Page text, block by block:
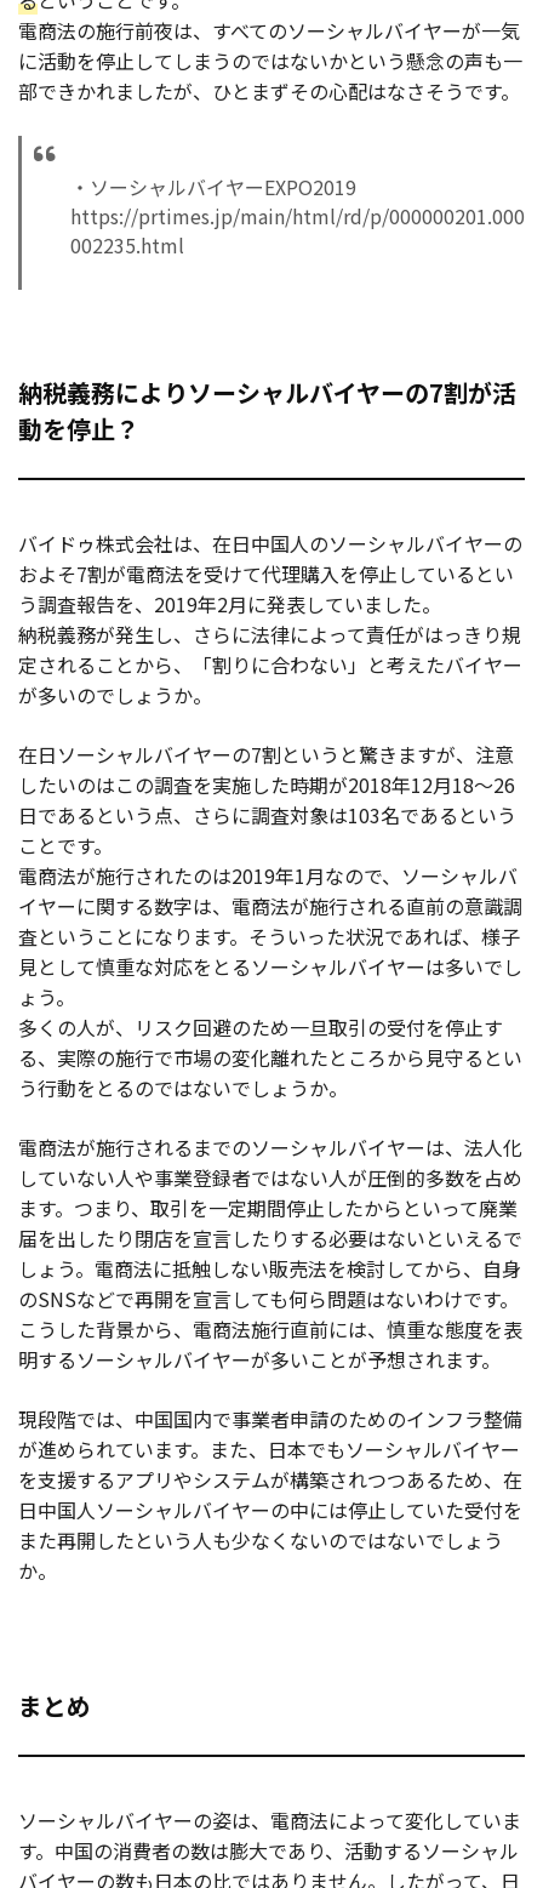
電商法の施行前夜は、すべてのソーシャルバイヤーが一気
に活動を停止してしまうのではないかという懸念の声も一
部できかれましたが、ひとまずその心配はなさそうです。
・ソーシャルバイヤーEXPO2019
https://prtimes.jp/main/html/rd/p/000000201.000
002235.html
納税義務によりソーシャルバイヤーの7割が活
動を停止？
バイドゥ株式会社は、在日中国人のソーシャルバイヤーの
およそ7割が電商法を受けて代理購入を停止しているとい
う調査報告を、2019年2月に発表していました。
納税義務が発生し、さらに法律によって責任がはっきり規
定されることから、「割りに合わない」と考えたバイヤー
が多いのでしょうか。
在日ソーシャルバイヤーの7割というと驚きますが、注意
したいのはこの調査を実施した時期が2018年12月18〜26
日であるという点、さらに調査対象は103名であるという
ことです。
電商法が施行されたのは2019年1月なので、ソーシャルバ
イヤーに関する数字は、電商法が施行される直前の意識調
査ということになります。そういった状況であれば、様子
見として慎重な対応をとるソーシャルバイヤーは多いでし
ょう。
多くの人が、リスク回避のため一旦取引の受付を停止す
る、実際の施行で市場の変化離れたところから見守るとい
う行動をとるのではないでしょうか。
電商法が施行されるまでのソーシャルバイヤーは、法人化
していない人や事業登録者ではない人が圧倒的多数を占め
ます。つまり、取引を一定期間停止したからといって廃業
届を出したり閉店を宣言したりする必要はないといえるで
しょう。電商法に抵触しない販売法を検討してから、自身
のSNSなどで再開を宣言しても何ら問題はないわけです。
こうした背景から、電商法施行直前には、慎重な態度を表
明するソーシャルバイヤーが多いことが予想されます。
現段階では、中国国内で事業者申請のためのインフラ整備
が進められています。また、日本でもソーシャルバイヤー
を支援するアプリやシステムが構築されつつあるため、在
日中国人ソーシャルバイヤーの中には停止していた受付を
また再開したという人も少なくないのではないでしょう
か。
まとめ
ソーシャルバイヤーの姿は、電商法によって変化していま
す。中国の消費者の数は膨大であり、活動するソーシャル
バイヤーの数も日本の比ではありません。したがって、日